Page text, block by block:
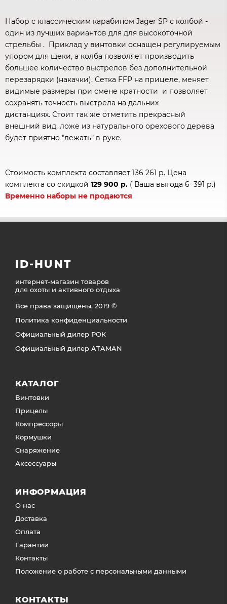
Набор с классическим карабином Jager SP с колбой -
один из лучших вариантов для для высокоточной
стрельбы . Приклад у винтовки оснащен регулируемым
упором для щеки, а колба позволяет производить
большее количество выстрелов без дополнительной
перезарядки (накачки). Сетка FFP на прицеле, меняет
видимые размеры при смене кратности и позволяет
сохранять точность выстрела на дальних
дистанциях. Стоит так же отметить прекрасный
внешний вид, ложе из натурального орехового дерева
будет приятно "лежать" в руке.
Стоимость комплекта составляет 136 261 р. Цена
комплекта со скидкой 129 900 р. ( Ваша выгода 6 391 р.)
Временно наборы не продаются
ID-HUNT
интернет-магазин товаров
для охоты и активного отдыха
Все права защищены, 2019 ©
Политика конфиденциальности
Официальный дилер РОК
Официальный дилер ATAMAN
КАТАЛОГ
Винтовки
Прицелы
Компрессоры
Кормушки
Снаряжение
Аксессуары
ИНФОРМАЦИЯ
О нас
Доставка
Оплата
Гарантии
Контакты
Положение о работе с персональными данными
КОНТАКТЫ